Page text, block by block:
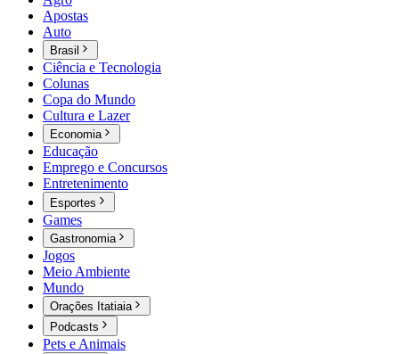
Apostas
Auto
Brasil
Ciência e Tecnologia
Colunas
Copa do Mundo
Cultura e Lazer
Economia
Educação
Emprego e Concursos
Entretenimento
Esportes
Games
Gastronomia
Jogos
Meio Ambiente
Mundo
Orações Itatiaia
Podcasts
Pets e Animais